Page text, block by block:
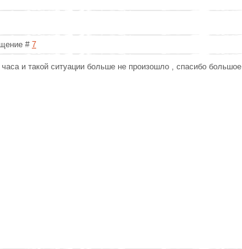
# 7
и такой ситуации больше не произошло , спасибо большое